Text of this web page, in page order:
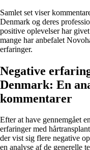
Samlet set viser
Denmark og deres
positive oplevelser har
mange har anbefalet
erfaringer.
Negative
Denmark: En
kommentarer
Efter at have gennemgået
erfaringer med
der vist sig flere negative
en analyse af de generelle